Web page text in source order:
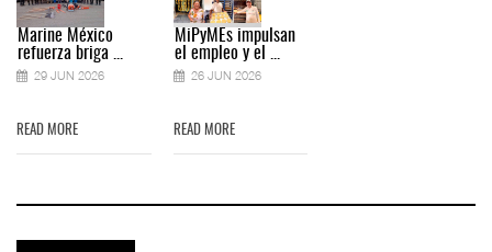
Marine México
refuerza briga ...
29 JUN 2026
READ MORE
MiPyMEs impulsan
el empleo y el ...
26 JUN 2026
READ MORE